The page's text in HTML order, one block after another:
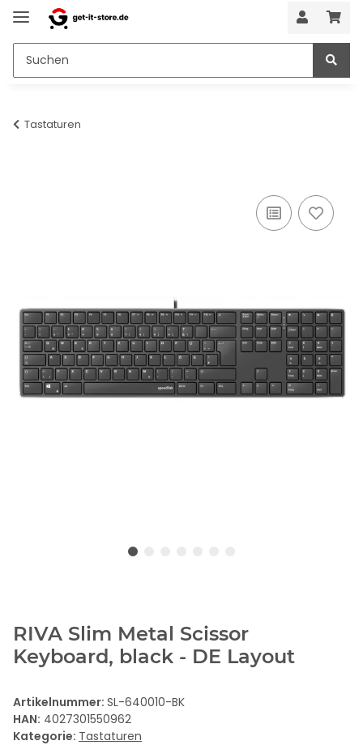
Tastaturen
RIVA Slim Metal Scissor
Keyboard, black - DE Layout
Artikelnummer: SL-640010-BK
HAN: 4027301550962
Kategorie: Tastaturen